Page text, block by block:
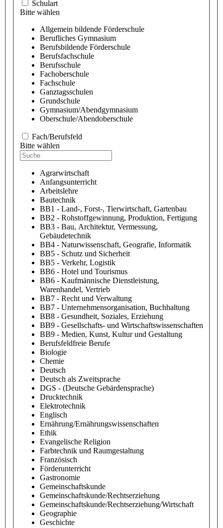
Schulart
Bitte wählen
Allgemein bildende Förderschule
Berufliches Gymnasium
Berufsbildende Förderschule
Berufsfachschule
Berufsschule
Fachoberschule
Fachschule
Ganztagsschulen
Grundschule
Gymnasium/Abendgymnasium
Oberschule/Abendoberschule
Fach/Berufsfeld
Bitte wählen
Agrarwirtschaft
Anfangsunterricht
Arbeitslehre
Bautechnik
BB1 - Land-, Forst-, Tierwirtschaft, Gartenbau
BB2 - Rohstoffgewinnung, Produktion, Fertigung
BB3 - Bau, Architektur, Vermessung,
Gebäudetechnik
BB4 - Naturwissenschaft, Geografie, Informatik
BB5 - Schutz und Sicherheit
BB5 - Verkehr, Logistik
BB6 - Hotel und Tourismus
BB6 - Kaufmännische Dienstleistung,
Warenhandel, Vertrieb
BB7 - Recht und Verwaltung
BB7 - Unternehmensorganisation, Buchhaltung
BB8 - Gesundheit, Soziales, Erziehung
BB9 - Gesellschafts- und Wirtschaftswissenschaften
BB9 - Medien, Kunst, Kultur und Gestaltung
Berufsfeldfreie Berufe
Biologie
Chemie
Deutsch
Deutsch als Zweitsprache
DGS - (Deutsche Gebärdensprache)
Drucktechnik
Elektrotechnik
Englisch
Ernährung/Ernährungswissenschaften
Ethik
Evangelische Religion
Farbtechnik und Raumgestaltung
Französisch
Förderunterricht
Gastronomie
Gemeinschaftskunde
Gemeinschaftskunde/Rechtserziehung
Gemeinschaftskunde/Rechtserziehung/Wirtschaft
Geographie
Geschichte